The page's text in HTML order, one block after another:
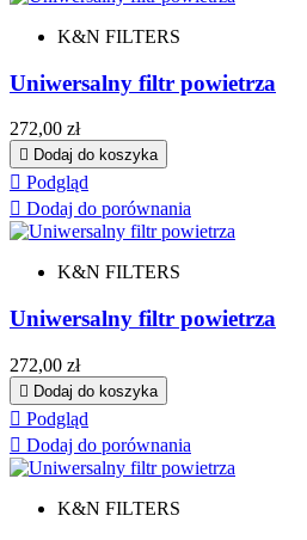
K&N FILTERS
Uniwersalny filtr powietrza
Cena
272,00 zł
 Dodaj do koszyka
 Podgląd
 Dodaj do porównania
K&N FILTERS
Uniwersalny filtr powietrza
Cena
272,00 zł
 Dodaj do koszyka
 Podgląd
 Dodaj do porównania
K&N FILTERS